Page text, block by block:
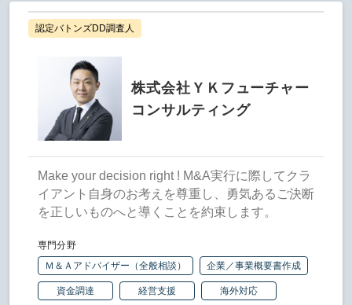
認定バトンズDD調査人
株式会社ＹＫフューチャー
コンサルティング
Make your decision right ! M&A実行に際してクラ
イアント自身のお考えを尊重し、勇気あるご決断
を正しいものへと導くことを約束します。
専門分野
Ｍ＆Ａアドバイザー（全般相談）
企業／事業概要書作成
資金調達 経営支援 海外対応